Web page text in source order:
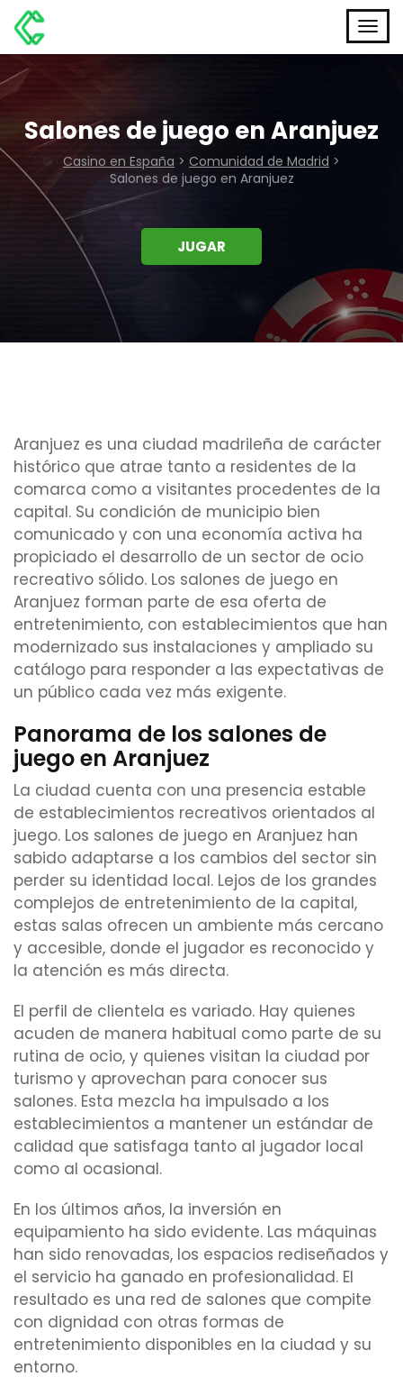
Salones de juego en Aranjuez
Casino en España > Comunidad de Madrid >
Salones de juego en Aranjuez
JUGAR
Aranjuez es una ciudad madrileña de carácter
histórico que atrae tanto a residentes de la
comarca como a visitantes procedentes de la
capital. Su condición de municipio bien
comunicado y con una economía activa ha
propiciado el desarrollo de un sector de ocio
recreativo sólido. Los salones de juego en
Aranjuez forman parte de esa oferta de
entretenimiento, con establecimientos que han
modernizado sus instalaciones y ampliado su
catálogo para responder a las expectativas de
un público cada vez más exigente.
Panorama de los salones de
juego en Aranjuez
La ciudad cuenta con una presencia estable
de establecimientos recreativos orientados al
juego. Los salones de juego en Aranjuez han
sabido adaptarse a los cambios del sector sin
perder su identidad local. Lejos de los grandes
complejos de entretenimiento de la capital,
estas salas ofrecen un ambiente más cercano
y accesible, donde el jugador es reconocido y
la atención es más directa.
El perfil de clientela es variado. Hay quienes
acuden de manera habitual como parte de su
rutina de ocio, y quienes visitan la ciudad por
turismo y aprovechan para conocer sus
salones. Esta mezcla ha impulsado a los
establecimientos a mantener un estándar de
calidad que satisfaga tanto al jugador local
como al ocasional.
En los últimos años, la inversión en
equipamiento ha sido evidente. Las máquinas
han sido renovadas, los espacios rediseñados y
el servicio ha ganado en profesionalidad. El
resultado es una red de salones que compite
con dignidad con otras formas de
entretenimiento disponibles en la ciudad y su
entorno.